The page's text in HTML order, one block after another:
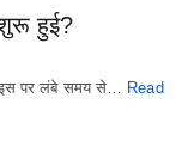
शुरू हुई?
इस पर लंबे समय से… Read